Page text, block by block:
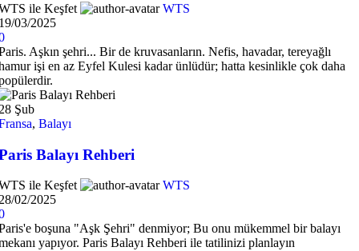
ile Keşfet
WTS
03/2025
Aşkın şehri... Bir de kruvasanların. Nefis, havadar, tereyağlı
işi en az Eyfel Kulesi kadar ünlüdür; hatta kesinlikle çok daha
Şub
, Balayı
Balayı Rehberi
ile Keşfet
WTS
02/2025
boşuna "Aşk Şehri" denmiyor; Bu onu mükemmel bir balayı
yapıyor. Paris Balayı Rehberi ile tatilinizi planlayın